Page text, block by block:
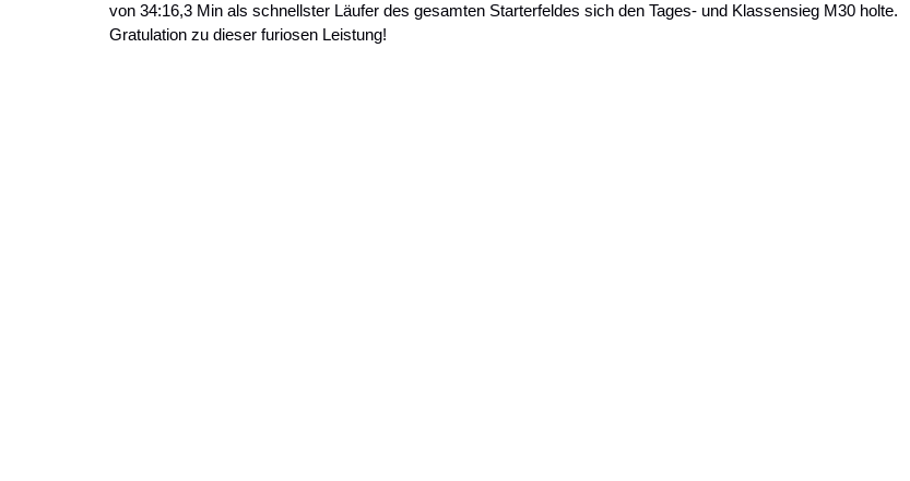
von 34:16,3 Min als schnellster Läufer des gesamten Starterfeldes sich den Tages- und Klassensieg M30 holte.
Gratulation zu dieser furiosen Leistung!